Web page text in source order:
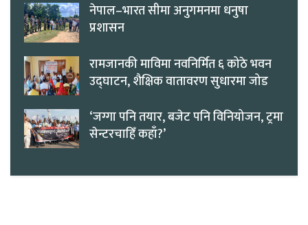
नेपाल–भारत सीमा अनुगमनमा धनुषा
प्रशासन
रामजानकी माविमा नवनिर्मित ६ कोठे भवन
उद्घाटन, शैक्षिक वातावरण सुधारमा जोड
‘जग्गा पनि तयार, बजेट पनि विनियोजन, ट्रमा
सेन्टरचाहिँ कहाँ?’